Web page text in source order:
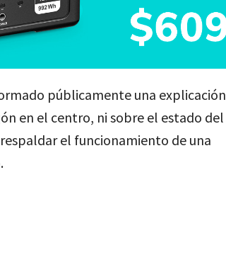
públicamente una explicación
en el centro, ni sobre el estado del
el funcionamiento de una